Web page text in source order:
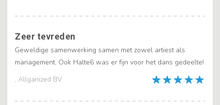
, Allganized BV
Zeer tevreden
Geweldige samenwerking samen met zowel artiest als
management. Ook Halte6 was er fijn voor het dans gedeelte!